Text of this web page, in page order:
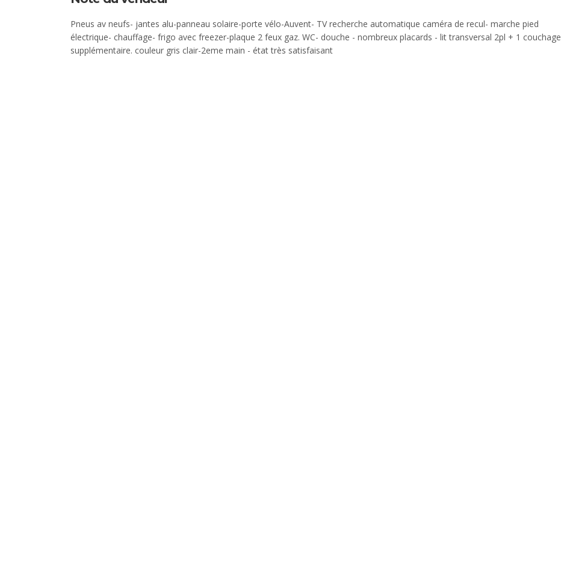
Pneus av neufs- jantes alu-panneau solaire-porte vélo-Auvent- TV recherche automatique caméra de recul- marche pied
électrique- chauffage- frigo avec freezer-plaque 2 feux gaz. WC- douche - nombreux placards - lit transversal 2pl + 1 couchage
supplémentaire. couleur gris clair-2eme main - état très satisfaisant